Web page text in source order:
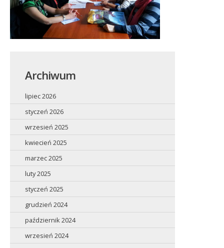
Archiwum
lipiec 2026
styczeń 2026
wrzesień 2025
kwiecień 2025
marzec 2025
luty 2025
styczeń 2025
grudzień 2024
październik 2024
wrzesień 2024